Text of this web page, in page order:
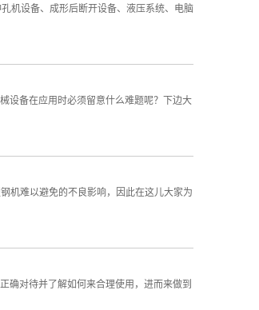
机设备、成形后断开设备、液压系统、电脑
设备在应用时必须留意什么难题呢？下边大
机难以避免的不良影响，因此在这儿大家为
确对待并了解如何来合理使用，进而来做到